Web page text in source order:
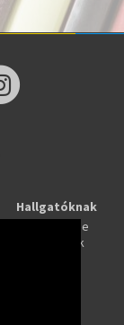
Hallgatóknak
Tanulj online
Képzések